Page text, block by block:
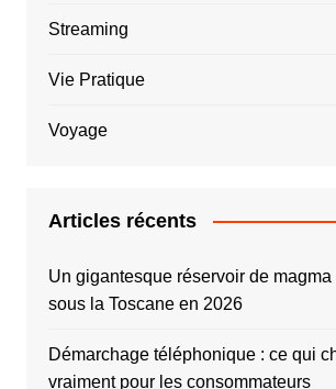
Streaming
Vie Pratique
Voyage
Articles récents
Un gigantesque réservoir de
sous la Toscane en 2026
Démarchage téléphonique : ce qui
vraiment pour les consommateurs